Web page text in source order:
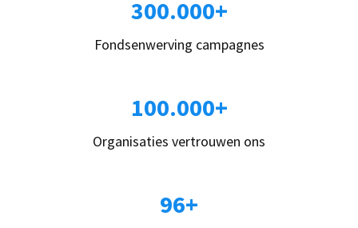
300.000+
Fondsenwerving campagnes
100.000+
Organisaties vertrouwen ons
96+